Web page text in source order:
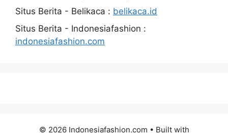
Situs Berita - Belikaca : belikaca.id
Situs Berita - Indonesiafashion :
indonesiafashion.com
© 2026 Indonesiafashion.com • Built with